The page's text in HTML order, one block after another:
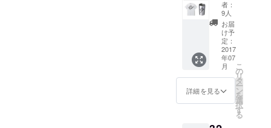
タータ
ンブ
ラー ・
ch＠nt
チケッ
ト2000
円分 ・
お礼の
手紙
ス】 ・
サポー
ターラ
イセン
ス
イベン
ト優先
予約
年に
一度当
店主催
者：
9人
お届
け予
定：
2017
年07
月
詳細を見る
こ
の
リ
タ
ー
ン
を
選
択
す
る